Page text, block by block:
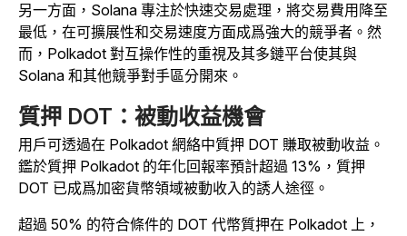
另一方面，Solana 專注於快速交易處理，將交易費用降至
最低，在可擴展性和交易速度方面成爲強大的競爭者。然
而，Polkadot 對互操作性的重視及其多鏈平台使其與
Solana 和其他競爭對手區分開來。
質押 DOT：被動收益機會
用戶可透過在 Polkadot 網絡中質押 DOT 賺取被動收益。
鑑於質押 Polkadot 的年化回報率預計超過 13%，質押
DOT 已成爲加密貨幣領域被動收入的誘人途徑。
超過 50% 的符合條件的 DOT 代幣質押在 Polkadot 上，